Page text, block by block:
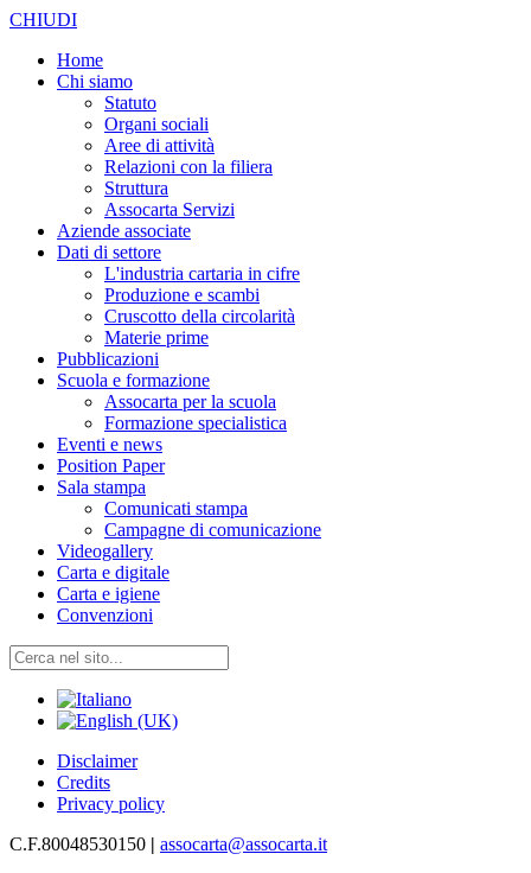
CHIUDI
Home
Chi siamo
Statuto
Organi sociali
Aree di attività
Relazioni con la filiera
Struttura
Assocarta Servizi
Aziende associate
Dati di settore
L'industria cartaria in cifre
Produzione e scambi
Cruscotto della circolarità
Materie prime
Pubblicazioni
Scuola e formazione
Assocarta per la scuola
Formazione specialistica
Eventi e news
Position Paper
Sala stampa
Comunicati stampa
Campagne di comunicazione
Videogallery
Carta e digitale
Carta e igiene
Convenzioni
Disclaimer
Credits
Privacy policy
C.F.80048530150 | assocarta@assocarta.it